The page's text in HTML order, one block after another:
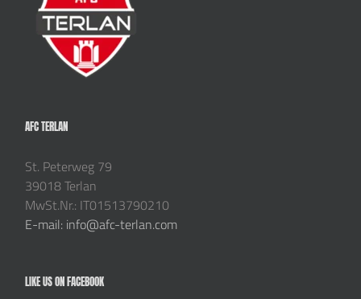
AFC TERLAN
St. Peterweg 79
39018 Terlan
MwSt.Nr.: IT01513790210
E-mail: info@afc-terlan.com
LIKE US ON FACEBOOK